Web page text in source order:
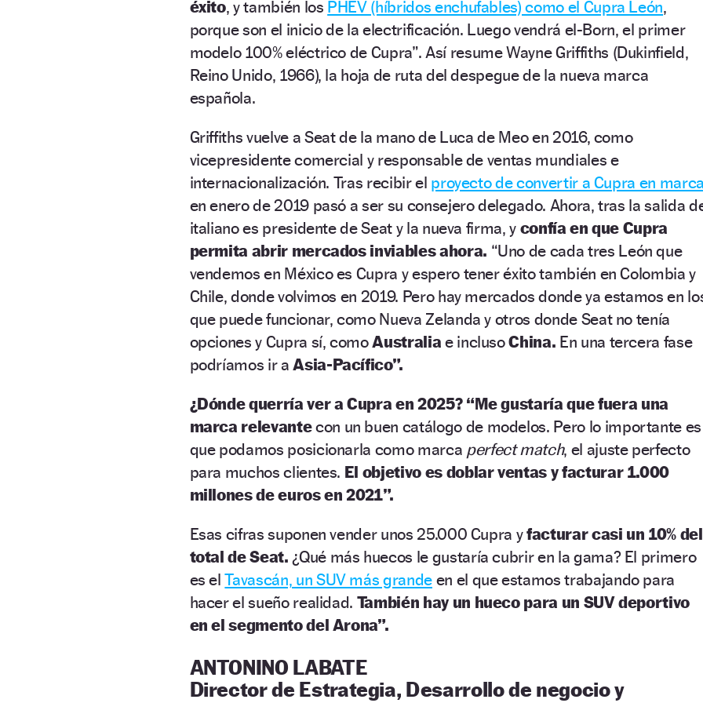
éxito, y también los PHEV (híbridos enchufables) como el Cupra León,
porque son el inicio de la electrificación. Luego vendrá el-Born, el primer
modelo 100% eléctrico de Cupra”. Así resume Wayne Griffiths (Dukinfield,
Reino Unido, 1966), la hoja de ruta del despegue de la nueva marca
española.
Griffiths vuelve a Seat de la mano de Luca de Meo en 2016, como
vicepresidente comercial y responsable de ventas mundiales e
internacionalización. Tras recibir el proyecto de convertir a Cupra en marca
en enero de 2019 pasó a ser su consejero delegado. Ahora, tras la salida
italiano es presidente de Seat y la nueva firma, y confía en que Cupra
permita abrir mercados inviables ahora. “Uno de cada tres León que
vendemos en México es Cupra y espero tener éxito también en Colombia y
Chile, donde volvimos en 2019. Pero hay mercados donde ya estamos en
que puede funcionar, como Nueva Zelanda y otros donde Seat no tenía
opciones y Cupra sí, comoAustralia e inclusoChina. En una tercera fase
podríamos ir aAsia-Pacífico”.
¿Dónde querría ver a Cupra en 2025? “Me gustaría que fuera una
marca relevantecon un buen catálogo de modelos. Pero lo importante es
que podamos posicionarla como marca perfect match, el ajuste perfecto
para muchos clientes. El objetivo es doblar ventas y facturar 1.000
millones de euros en 2021”.
Esas cifras suponen vender unos 25.000 Cupra yfacturar casi un 10% del
total de Seat. ¿Qué más huecos le gustaría cubrir en la gama? El primero
es elTavascán, un SUV más grandeen el que estamos trabajando para
hacer el sueño realidad. También hay un hueco para un SUV deportivo
en el segmento del Arona”.
ANTONINO LABATE
Director de Estrategia, Desarrollo de negocio y